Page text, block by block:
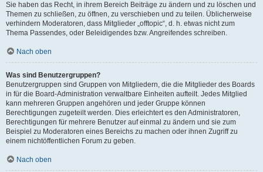
Sie haben das Recht, in ihrem Bereich Beiträge zu ändern und zu löschen und
Themen zu schließen, zu öffnen, zu verschieben und zu teilen. Üblicherweise
verhindern Moderatoren, dass Mitglieder „offtopic“, d. h. etwas nicht zum
Thema Passendes, oder Beleidigendes bzw. Angreifendes schreiben.
Nach oben
Was sind Benutzergruppen?
Benutzergruppen sind Gruppen von Mitgliedern, die die Mitglieder des Boards
in für die Board-Administration verwaltbare Einheiten aufteilt. Jedes Mitglied
kann mehreren Gruppen angehören und jeder Gruppe können
Berechtigungen zugeteilt werden. Dies erleichtert es den Administratoren,
Berechtigungen für mehrere Benutzer auf einmal zu ändern und sie zum
Beispiel zu Moderatoren eines Bereichs zu machen oder ihnen Zugriff zu
einem nichtöffentlichen Forum zu geben.
Nach oben